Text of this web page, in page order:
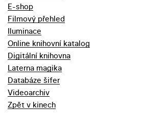
E-shop
Filmový přehled
Iluminace
Online knihovní katalog
Digitální knihovna
Laterna magika
Databáze šifer
Videoarchiv
Zpět v kinech